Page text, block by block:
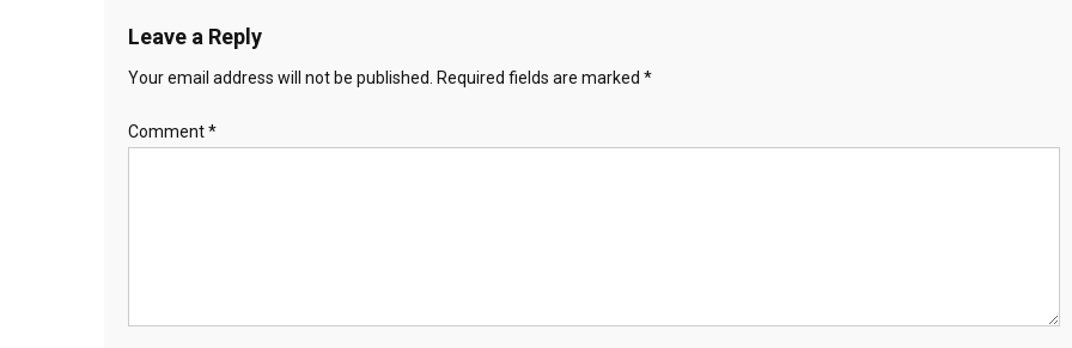
Leave a Reply
Your email address will not be published. Required fields are marked *
Comment*